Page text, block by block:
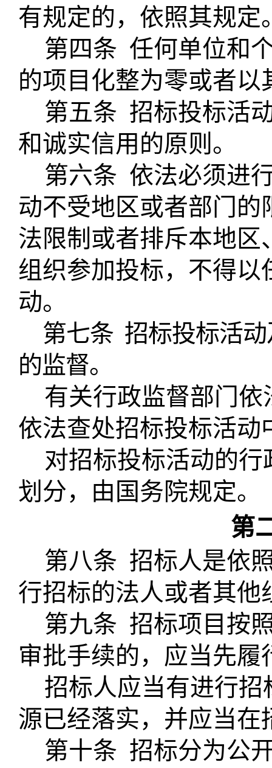
有规定的，依照其规定
第四条 任何单位和
的项目化整为零或者
第五条 招标投标活
和诚实信用的原则。
第六条 依法必须进
动不受地区或者部门
法限制或者排斥本地
组织参加投标，不得
动。
第七条 招标投标活
的监督。
有关行政监督部门
依法查处招标投标活动
对招标投标活动的
划分，由国务院规定。
第
第八条 招标人是依
行招标的法人或者其他
第九条 招标项目按
审批手续的，应当先
招标人应当有进行
源已经落实，并应当
第十条 招标分为公